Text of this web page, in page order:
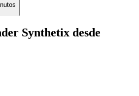
Synthetix desde